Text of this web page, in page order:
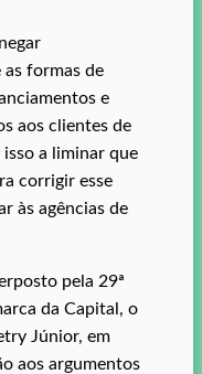
as formas de
e
aos clientes de
a liminar que
corrigir esse
às agências de
pela 29ª
da Capital, o
Júnior, em
aos argumentos